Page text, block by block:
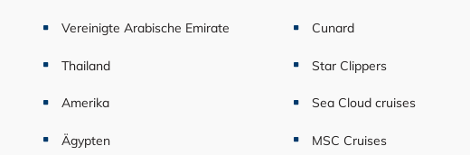
Vereinigte Arabische Emirate
Thailand
Amerika
Ägypten
Cunard
Star Clippers
Sea Cloud cruises
MSC Cruises